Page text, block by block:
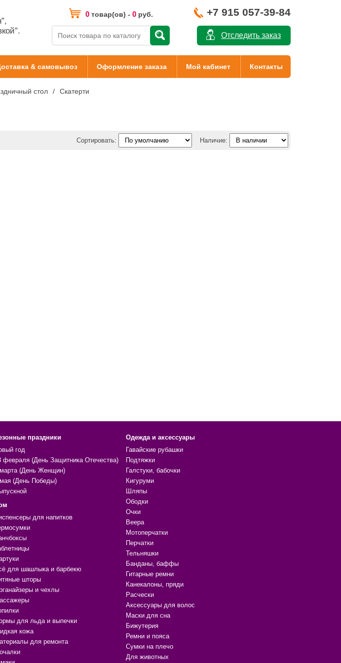
Отследить заказ
+7 915 057-39-84
0 товар(ов) - 0 руб.
& самовывоз Оформление заказа Мой кабинет Контакты
стол Скатерти
Сортировать: Наличие:
праздники
год
февраля (День Защитника Отечества)
(День Женщин)
(День Победы)
для напитков
для шашлыка и барбекю
шторы
и чехлы
для льда и выпечки
кожа
для ремонта
Одежда и аксессуары
Гавайские рубашки
Подтяжки
Галстуки, бабочки
Кигуруми
Шляпы
Ободки
Очки
Веера
Мотоперчатки
Перчатки
Тельняшки
Банданы, баффы
Гитарные ремни
Канекалоны, пряди
Расчески
Аксессуары для волос
Маски для сна
Бижутерия
Ремни и пояса
Сумки на плечо
Для животных